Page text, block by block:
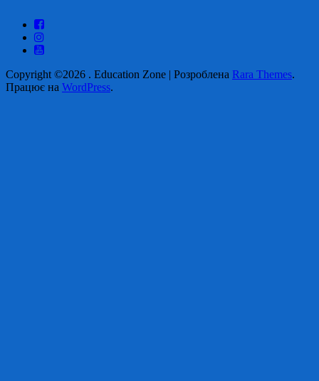
Copyright ©2026 . Education Zone | Розроблена Rara Themes.
Працює на WordPress.